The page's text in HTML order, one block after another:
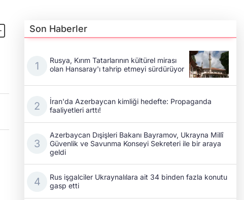
Son Haberler
Rusya, Kırım Tatarlarının kültürel mirası
olan Hansaray'ı tahrip etmeyi sürdürüyor
İran'da Azerbaycan kimliği hedefte: Propaganda
faaliyetleri arttı!
Azerbaycan Dışişleri Bakanı Bayramov, Ukrayna Millî
Güvenlik ve Savunma Konseyi Sekreteri ile bir araya
geldi
Rus işgalciler Ukraynalılara ait 34 binden fazla konutu
gasp etti